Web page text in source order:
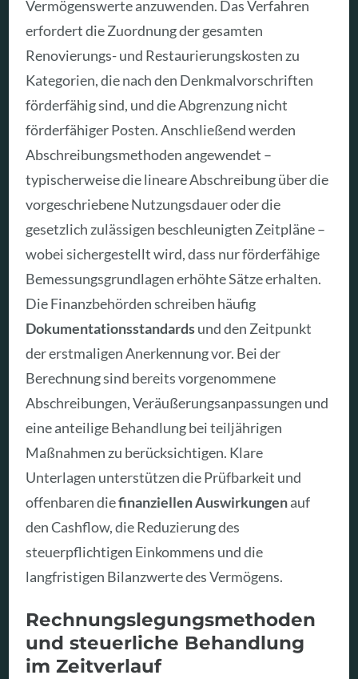
Vermögenswerte anzuwenden. Das Verfahren
erfordert die Zuordnung der gesamten
Renovierungs- und Restaurierungskosten zu
Kategorien, die nach den Denkmalvorschriften
förderfähig sind, und die Abgrenzung nicht
förderfähiger Posten. Anschließend werden
Abschreibungsmethoden angewendet –
typischerweise die lineare Abschreibung über die
vorgeschriebene Nutzungsdauer oder die
gesetzlich zulässigen beschleunigten Zeitpläne –
wobei sichergestellt wird, dass nur förderfähige
Bemessungsgrundlagen erhöhte Sätze erhalten.
Die Finanzbehörden schreiben häufig
Dokumentationsstandardsund den Zeitpunkt
der erstmaligen Anerkennung vor. Bei der
Berechnung sind bereits vorgenommene
Abschreibungen, Veräußerungsanpassungen und
eine anteilige Behandlung bei teiljährigen
Maßnahmen zu berücksichtigen. Klare
Unterlagen unterstützen die Prüfbarkeit und
offenbaren diefinanziellen Auswirkungenauf
den Cashflow, die Reduzierung des
steuerpflichtigen Einkommens und die
langfristigen Bilanzwerte des Vermögens.
Rechnungslegungsmethoden
und steuerliche Behandlung
im Zeitverlauf